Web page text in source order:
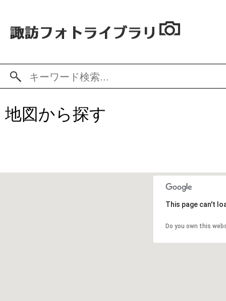
地図から探す
This page can't
Do you own this